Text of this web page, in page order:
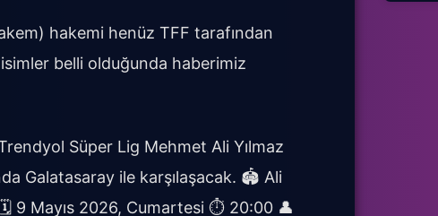
hakemi henüz TFF tarafından
belli olduğunda haberimiz
Süper Lig Mehmet Ali Yılmaz
Galatasaray ile karşılaşacak. 🏟️ Ali
9 Mayıs 2026, Cumartesi ⏱️ 20:00 👤